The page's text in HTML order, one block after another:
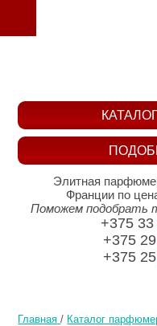
Главная / Каталог
Элитная
Франции по
Поможем подобрать
+375 33
+375 29
+375 25